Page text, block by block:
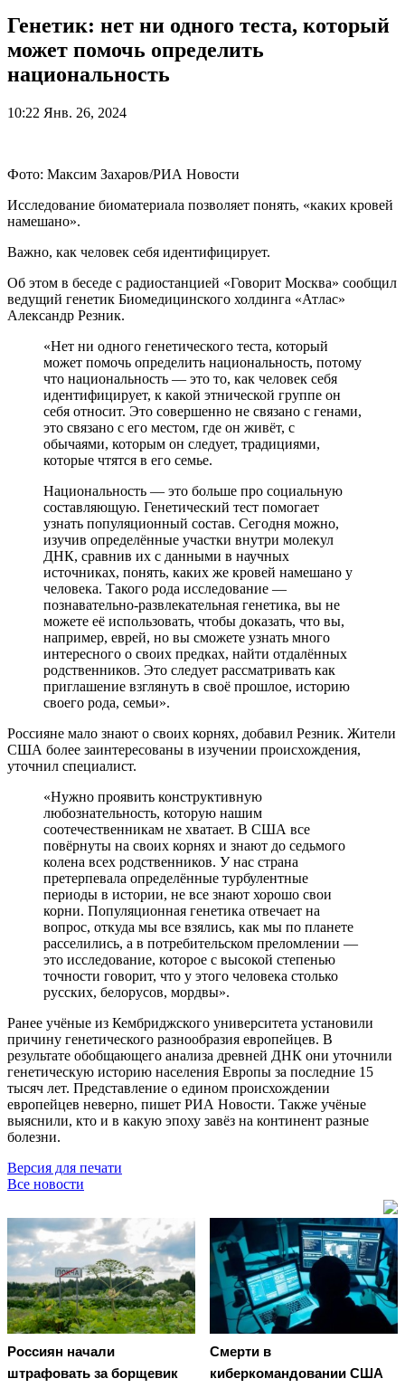
Генетик: нет ни одного теста, который
может помочь определить
национальность
10:22 Янв. 26, 2024
Фото: Максим Захаров/РИА Новости
Исследование биоматериала позволяет понять, «каких кровей
намешано».
Важно, как человек себя идентифицирует.
Об этом в беседе с радиостанцией «Говорит Москва» сообщил
ведущий генетик Биомедицинского холдинга «Атлас»
Александр Резник.
«Нет ни одного генетического теста, который
может помочь определить национальность, потому
что национальность — это то, как человек себя
идентифицирует, к какой этнической группе он
себя относит. Это совершенно не связано с генами,
это связано с его местом, где он живёт, с
обычаями, которым он следует, традициями,
которые чтятся в его семье.
Национальность — это больше про социальную
составляющую. Генетический тест помогает
узнать популяционный состав. Сегодня можно,
изучив определённые участки внутри молекул
ДНК, сравнив их с данными в научных
источниках, понять, каких же кровей намешано у
человека. Такого рода исследование —
познавательно-развлекательная генетика, вы не
можете её использовать, чтобы доказать, что вы,
например, еврей, но вы сможете узнать много
интересного о своих предках, найти отдалённых
родственников. Это следует рассматривать как
приглашение взглянуть в своё прошлое, историю
своего рода, семьи».
Россияне мало знают о своих корнях, добавил Резник. Жители
США более заинтересованы в изучении происхождения,
уточнил специалист.
«Нужно проявить конструктивную
любознательность, которую нашим
соотечественникам не хватает. В США все
повёрнуты на своих корнях и знают до седьмого
колена всех родственников. У нас страна
претерпевала определённые турбулентные
периоды в истории, не все знают хорошо свои
корни. Популяционная генетика отвечает на
вопрос, откуда мы все взялись, как мы по планете
расселились, а в потребительском преломлении —
это исследование, которое с высокой степенью
точности говорит, что у этого человека столько
русских, белорусов, мордвы».
Ранее учёные из Кембриджского университета установили
причину генетического разнообразия европейцев. В
результате обобщающего анализа древней ДНК они уточнили
генетическую историю населения Европы за последние 15
тысяч лет. Представление о едином происхождении
европейцев неверно, пишет РИА Новости. Также учёные
выяснили, кто и в какую эпоху завёз на континент разные
болезни.
Версия для печати
Все новости
Россиян начали
штрафовать за борщевик
Смерти в
киберкомандовании США